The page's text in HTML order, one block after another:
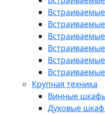
Крупная техника
Винные
Духовые